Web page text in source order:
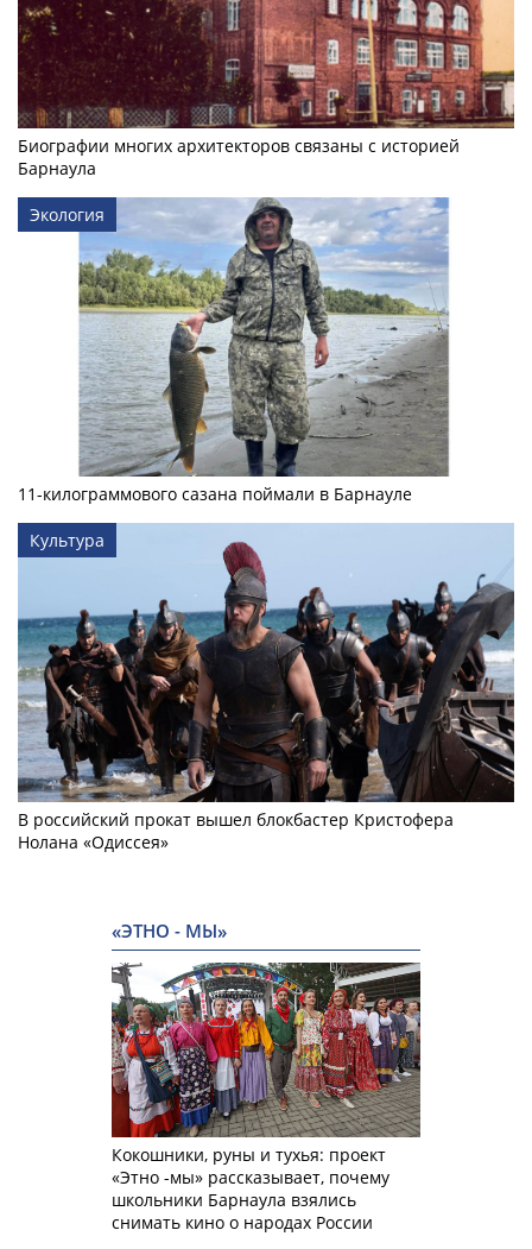
Биографии многих архитекторов связаны с историей
Барнаула
Экология
11-килограммового сазана поймали в Барнауле
Культура
В российский прокат вышел блокбастер Кристофера
Нолана «Одиссея»
«ЭТНО - МЫ»
Кокошники, руны и тухья: проект
«Этно -мы» рассказывает, почему
школьники Барнаула взялись
снимать кино о народах России